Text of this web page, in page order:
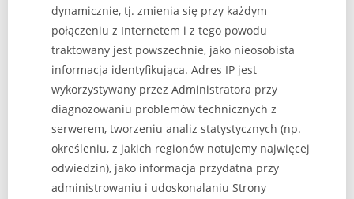
dynamicznie, tj. zmienia się przy każdym
połączeniu z Internetem i z tego powodu
traktowany jest powszechnie, jako nieosobista
informacja identyfikująca. Adres IP jest
wykorzystywany przez Administratora przy
diagnozowaniu problemów technicznych z
serwerem, tworzeniu analiz statystycznych (np.
określeniu, z jakich regionów notujemy najwięcej
odwiedzin), jako informacja przydatna przy
administrowaniu i udoskonalaniu Strony